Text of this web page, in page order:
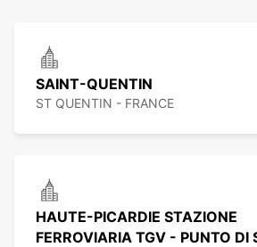
SAINT-QUENTIN
ST QUENTIN - FRANCE
HAUTE-PICARDIE STAZIONE
FERROVIARIA TGV - PUNTO DI